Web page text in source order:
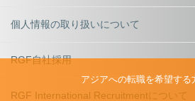
個人情報の取り扱いについて
RGF自社採用
RGF International Recruitmentについて
アジアへの転職を希望する